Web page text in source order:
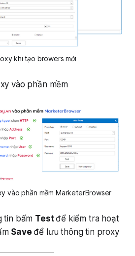
khi tạo browers mới
vào phần mềm
vào phần mềm MarketerBrowser
tin bấm Testđể kiểm tra hoạt
Saveđể lưu thông tin proxy